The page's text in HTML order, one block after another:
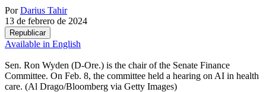
PorDarius Tahir
13 de febrero de 2024
Republicar
Available in English
Sen. Ron Wyden (D-Ore.) is the chair of the Senate Finance
Committee. On Feb. 8, the committee held a hearing on AI in health
care. (Al Drago/Bloomberg via Getty Images)